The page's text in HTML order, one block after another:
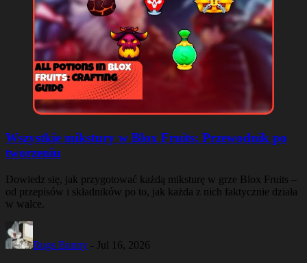
Wszystkie mikstury w Blox Fruits: Przewodnik po
tworzeniu
Dowiedz się, jak przygotować każdą miksturę w grze Blox Fruits –
od przepisów i składników po to, jak każda z nich faktycznie działa
w walce.
Bugs Bunny - Jul 16, 2026